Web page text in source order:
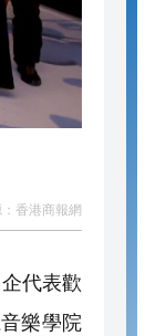
香港商報網
代表歡
樂學院